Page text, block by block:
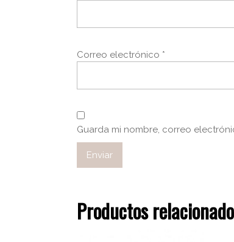
Correo electrónico *
Guarda mi nombre, correo
Productos